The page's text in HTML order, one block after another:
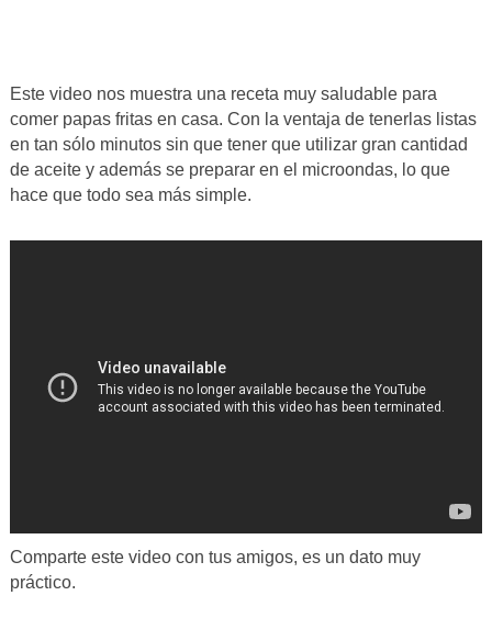
Este video nos muestra una receta muy saludable para
comer papas fritas en casa. Con la ventaja de tenerlas listas
en tan sólo minutos sin que tener que utilizar gran cantidad
de aceite y además se preparar en el microondas, lo que
hace que todo sea más simple.
Comparte este video con tus amigos, es un dato muy
práctico.